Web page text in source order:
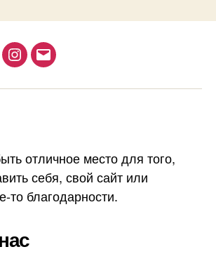
Instagram
Email
отличное место для того,
себя, свой сайт или
то благодарности.